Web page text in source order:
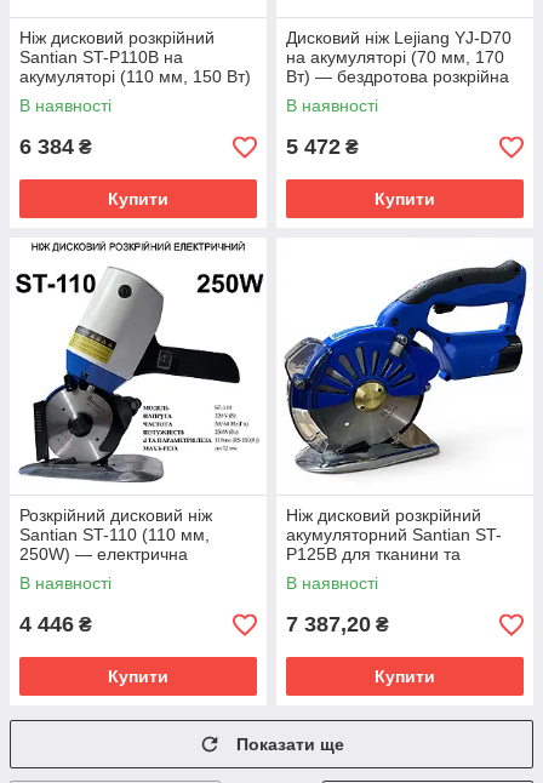
Ніж дисковий розкрійний
Santian ST-P110B на
акумуляторі (110 мм, 150 Вт)
В наявності
6 384 ₴
Купити
Дисковий ніж Lejiang YJ-D70
на акумуляторі (70 мм, 170
Вт) — бездротова розкрійна
машина з двома АКБ
В наявності
5 472 ₴
Купити
Розкрійний дисковий ніж
Santian ST-110 (110 мм,
250W) — електрична
розкрійна машина, Миколаїв
В наявності
4 446 ₴
Купити
Ніж дисковий розкрійний
акумуляторний Santian ST-
P125B для тканини та
розкрою матеріалів
В наявності
7 387,20 ₴
Купити
Показати ще